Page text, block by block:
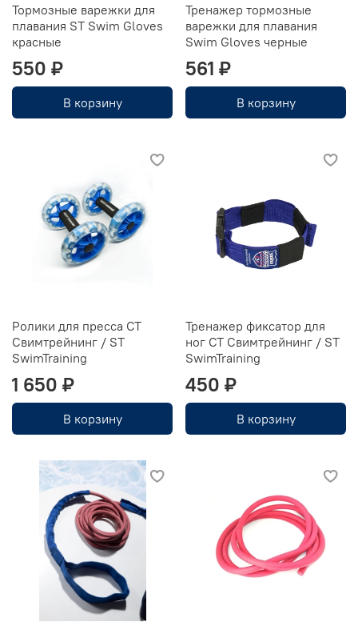
Тормозные варежки для
плавания ST Swim Gloves
красные
550 ₽
В корзину
Тренажер тормозные
варежки для плавания
Swim Gloves черные
561 ₽
В корзину
Ролики для пресса СТ
Свимтрейнинг / ST
SwimTraining
1 650 ₽
В корзину
Тренажер фиксатор для
ног CT Свимтрейнинг / ST
SwimTraining
450 ₽
В корзину